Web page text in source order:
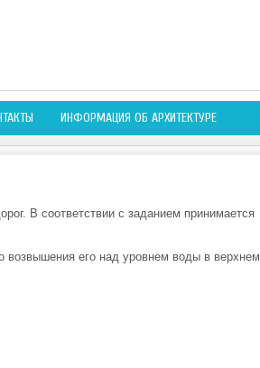
ИНФОРМАЦИЯ ОБ АРХИТЕКТУРЕ
В соответствии с заданием принимается
возвышения его над уровнем воды в верхнем